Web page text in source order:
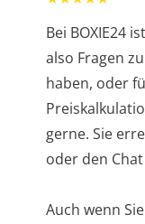
Bei BOXIE24 ist
also Fragen
haben, oder
gerne. Sie
oder den
Auch wenn